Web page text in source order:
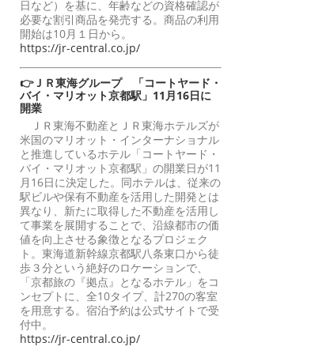
日など）を基に、年齢などの資格確認が
必要な割引商品を発売する。商品の利用
開始は10月１日から。
https://jr-central.co.jp/
👉ＪＲ東海グループ 「コートヤード・
バイ・マリオット京都駅」11月16日に
開業
ＪＲ東海不動産とＪＲ東海ホテルズが
米国のマリオット・インターナショナル
と推進しているホテル「コートヤード・
バイ・マリオット京都駅」の開業日が11
月16日に決定した。同ホテルは、従来の
駅ビルや保有不動産を活用した開発とは
異なり、新たに取得した不動産を活用し
て事業を展開することで、沿線都市の価
値を向上させる象徴となるプロジェク
ト。東海道新幹線京都駅八条東口から徒
歩３分という絶好のロケーションで、
「京都旅の『拠点』となるホテル」をコ
ンセプトに、全10タイプ、計270の客室
を用意する。宿泊予約は公式サイトで受
付中。
https://jr-central.co.jp/